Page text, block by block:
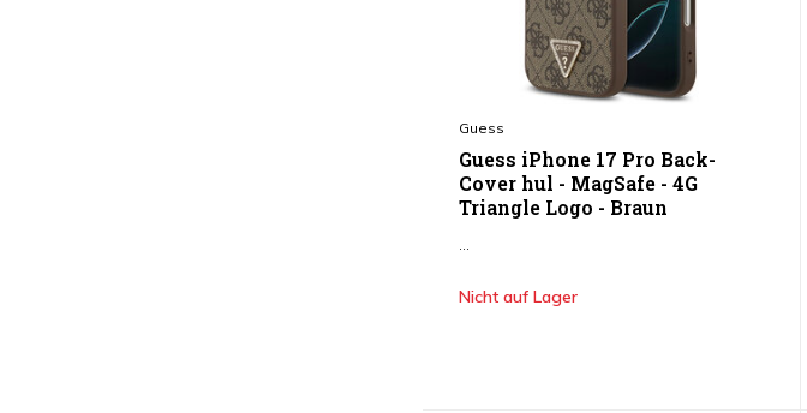
Guess
Guess iPhone 17 Pro Back-
Cover hul - MagSafe - 4G
Triangle Logo - Braun
...
Nicht auf Lager